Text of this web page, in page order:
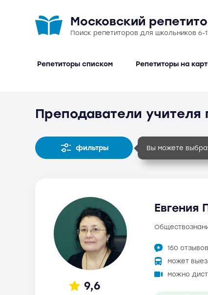
Московский
Поиск репетиторов для школьников 6-
Репетиторы списком Репетиторы на
Преподаватели
фильтры Вы можете
9,6
Евгения
150
может
можно